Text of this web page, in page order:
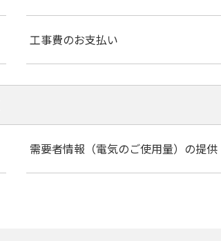
工事費のお支払い
需要者情報（電気のご使用量）の提供